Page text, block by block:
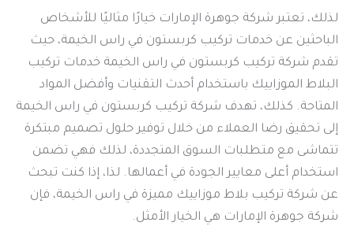
لذلك، تعتبر شركة جوهرة الإمارات خيارًا مثاليًا للأشخاص
الباحثين عن خدمات تركيب كربستون في راس الخيمة، حيث
تقدم شركة تركيب كربستون في راس الخيمة خدمات تركيب
البلاط الموزاييك باستخدام أحدث التقنيات وأفضل المواد
المتاحة. كذلك، تهدف شركة تركيب كربستون في راس الخيمة
إلى تحقيق رضا العملاء من خلال توفير حلول تصميم مبتكرة
تتماشى مع متطلبات السوق المتجددة، لذلك فهي تضمن
استخدام أعلى معايير الجودة في أعمالها. لذا، إذا كنت تبحث
عن شركة تركيب بلاط موزاييك مميزة في راس الخيمة، فإن
شركة جوهرة الإمارات هي الخيار الأمثل.